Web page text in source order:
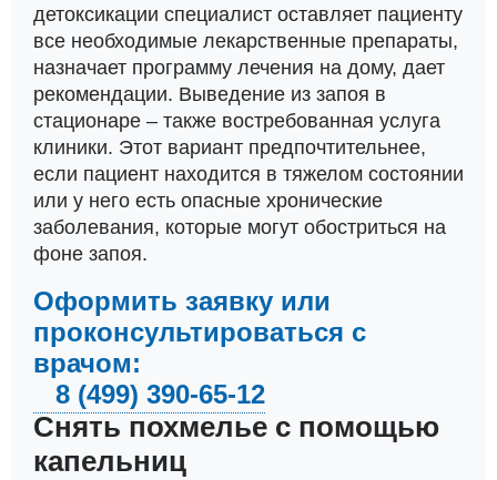
детоксикации специалист оставляет пациенту
все необходимые лекарственные препараты,
назначает программу лечения на дому, дает
рекомендации. Выведение из запоя в
стационаре – также востребованная услуга
клиники. Этот вариант предпочтительнее,
если пациент находится в тяжелом состоянии
или у него есть опасные хронические
заболевания, которые могут обостриться на
фоне запоя.
Оформить заявку или
проконсультироваться с
врачом:
8 (499) 390-65-12
Снять похмелье с помощью
капельниц